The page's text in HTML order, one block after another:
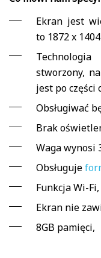
Ekran jest
to 1872 x
stworzony,
jest po części
Obsługiwać
Brak
Waga wynosi
Obsługuje
Funkcja Wi-Fi,
Ekran nie
8GB pamięci,